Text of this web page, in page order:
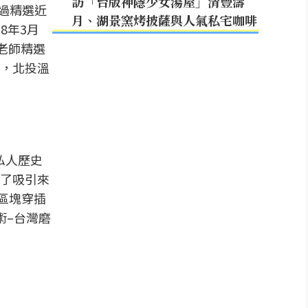
精選近
年3月
師精選
北投溫
人歷史
吸引來
塊穿插
–台灣磨
月、湖景窯烤披薩與人氣私宅咖啡